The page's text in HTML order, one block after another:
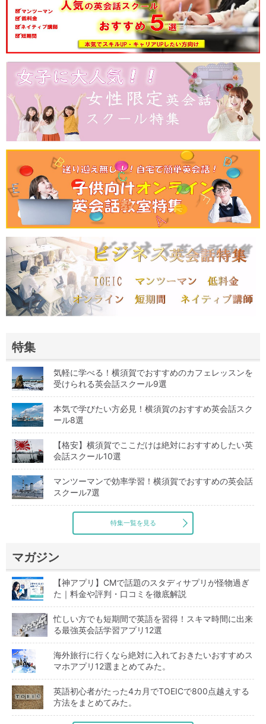
特集
気軽に学べる！横須賀でおすすめのカフェレッスンを
受けられる英会話スクール9選
本気で学びたい方必見！横須賀のおすすめ英会話スク
ール8選
【格安】横須賀でここだけは絶対におすすめしたい英
会話スクール10選
マンツーマンで効率学習！横須賀でおすすめの英会話
スクール7選
特集一覧を見る
マガジン
【神アプリ】CMで話題のスタディサプリが怪物過ぎ
た｜料金や評判・口コミを徹底解説
忙しい方でも短期間で英語を習得！スキマ時間に出来
る最強英会話学習アプリ12選
海外旅行に行くなら絶対に入れておきたいおすすめス
マホアプリ12選まとめてみた。
英語初心者がたった4カ月でTOEICで800点越えする
方法をまとめてみた。